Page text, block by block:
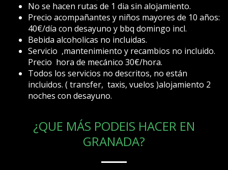
No se hacen rutas de 1 dia sin alojamiento.
Precio acompañantes y niños mayores de 10 años:
40€/día con desayuno y bbq domingo incl.
Bebida alcoholicas no incluidas.
Servicio ,mantenimiento y recambios no incluido.
Precio hora de mecánico 30€/hora.
Todos los servicios no descritos, no están
incluidos. ( transfer, taxis, vuelos )alojamiento 2
noches con desayuno.
¿QUE MÁS PODEIS HACER EN
GRANADA?